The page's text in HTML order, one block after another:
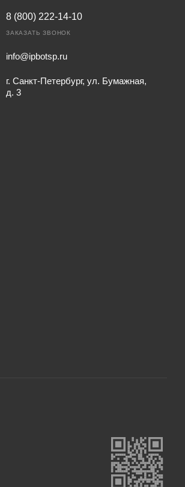
8 (800) 222-14-10
ЗАКАЗАТЬ ЗВОНОК
info@ipbotsp.ru
г. Санкт-Петербург, ул. Бумажная,
д. 3